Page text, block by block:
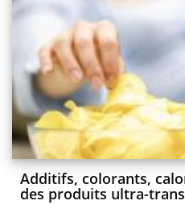
Additifs, colorants,
des produits ultra-